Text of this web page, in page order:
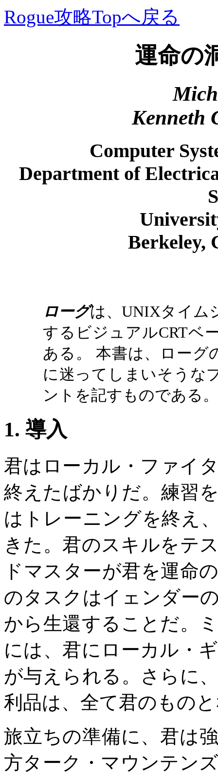
Rogue攻略Topへ戻る
運命の
Kenneth
Computer
Department of
Berkeley,
ローグは、UNIXタイム
するビジュアルCRTベ
ある。 本書は、ローグ
に迷ってしまいそうな
ントを記すものである。
1. 導入
君はローカル・ファイ
終えたばかりだ。練習
はトレーニングを終え
きた。君のスキルをテ
ドマスターが君を運命
のタスクはイェンダー
から生還することだ。
には、君にローカル・
が与えられる。さらに
利品は、全て君のもの
旅立ちの準備に、君は
方ターク・マウンテン